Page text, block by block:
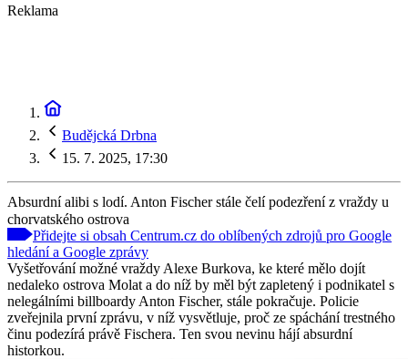
Reklama
Budějcká Drbna
15. 7. 2025, 17:30
Absurdní alibi s lodí. Anton Fischer stále čelí podezření z vraždy u
chorvatského ostrova
Přidejte si obsah Centrum.cz do oblíbených zdrojů pro Google
hledání a Google zprávy
Vyšetřování možné vraždy Alexe Burkova, ke které mělo dojít
nedaleko ostrova Molat a do níž by měl být zapletený i podnikatel s
nelegálními billboardy Anton Fischer, stále pokračuje. Policie
zveřejnila první zprávu, v níž vysvětluje, proč ze spáchání trestného
činu podezírá právě Fischera. Ten svou nevinu hájí absurdní
historkou.